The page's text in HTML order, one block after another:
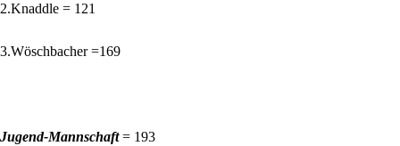
2.Knaddle = 121
3.Wöschbacher =169
Jugend-Mannschaft = 193